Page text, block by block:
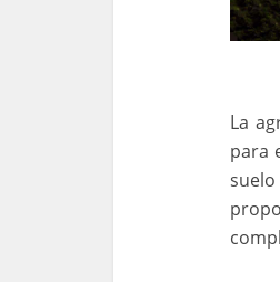
La
para